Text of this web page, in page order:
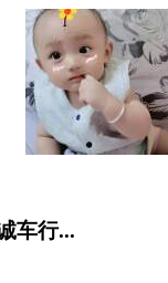
车行...